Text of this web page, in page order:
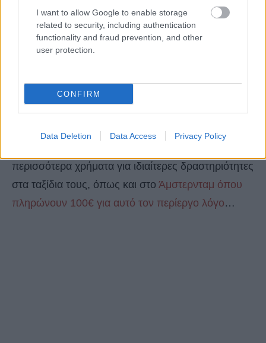
I want to allow Google to enable storage
related to security, including authentication
functionality and fraud prevention, and other
user protection.
CONFIRM
Data Deletion Data Access Privacy Policy
ενώ θα κληθείτε να πληρώσετε για όλο αυτό
περίπου 2.000€;
Όπως αναφέρει η
τουρίστεςπου θα το κάνουν αυτό θα πάνε
στις αρχές Μαΐου του 2020.
περισσότερα χρήματα για ιδιαίτερες δραστηριότητες
στα ταξίδια τους, όπως και στο Άμστερνταμ όπου
πληρώνουν 100€ για αυτό τον περίεργο λόγο…